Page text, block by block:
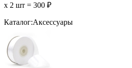
х 2 шт = 300 ₽
Каталог:Аксессуары